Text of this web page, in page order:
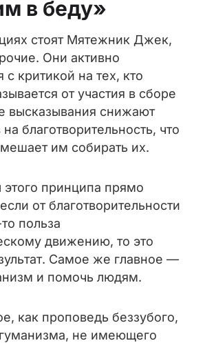
в беду»
стоят Мятежник Джек,
Они активно
критикой на тех, кто
от участия в сборе
высказывания снижают
благотворительность, что
им собирать их.
принципа прямо
от благотворительности
польза
движению, то это
Самое же главное —
и помочь людям.
как проповедь беззубого,
гуманизма, не имеющего